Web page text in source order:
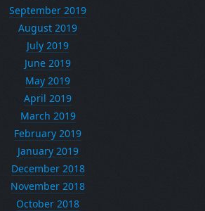
September 2019
August 2019
July 2019
June 2019
May 2019
April 2019
March 2019
February 2019
January 2019
December 2018
November 2018
October 2018